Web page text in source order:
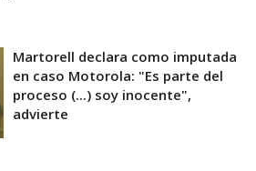
Martorell declara como imputada
en caso Motorola: "Es parte del
proceso (...) soy inocente",
advierte